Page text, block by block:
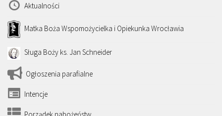
Aktualności
Matka Boża Wspomożycielka i Opiekunka Wrocławia
Sługa Boży ks. Jan Schneider
Ogłoszenia parafialne
Intencje
Porządek nabożeństw